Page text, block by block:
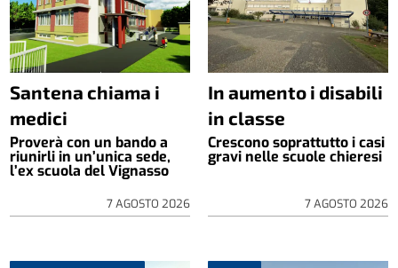
Santena chiama i
medici
Proverà con un bando a
riunirli in un’unica sede,
l’ex scuola del Vignasso
7 AGOSTO 2026
In aumento i disabili
in classe
Crescono soprattutto i casi
gravi nelle scuole chieresi
7 AGOSTO 2026